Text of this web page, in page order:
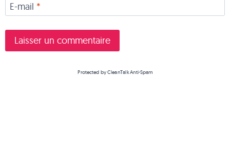
E-mail *
Protected byCleanTalk Anti-Spam